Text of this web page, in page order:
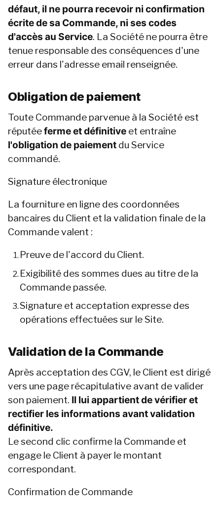
défaut, il ne pourra recevoir ni confirmation
écrite de sa Commande, ni ses codes
d'accès au Service. La Société ne pourra être
tenue responsable des conséquences d'une
erreur dans l'adresse email renseignée.
Obligation de paiement
Toute Commande parvenue à la Société est
réputée ferme et définitive et entraîne
l'obligation de paiement du Service
commandé.
Signature électronique
La fourniture en ligne des coordonnées
bancaires du Client et la validation finale de la
Commande valent :
Preuve de l'accord du Client.
Exigibilité des sommes dues au titre de la
Commande passée.
Signature et acceptation expresse des
opérations effectuées sur le Site.
Validation de la Commande
Après acceptation des CGV, le Client est dirigé
vers une page récapitulative avant de valider
son paiement. Il lui appartient de vérifier et
rectifier les informations avant validation
définitive.
Le second clic confirme la Commande et
engage le Client à payer le montant
correspondant.
Confirmation de Commande